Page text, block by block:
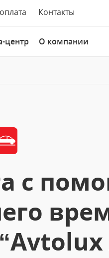
Контакты
центр О компании
с